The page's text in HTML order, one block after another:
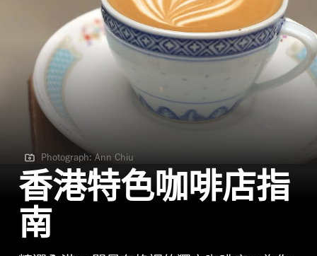
Photograph: Ann Chiu
Photograph: Ann Chiu
香港特色咖啡店指
南